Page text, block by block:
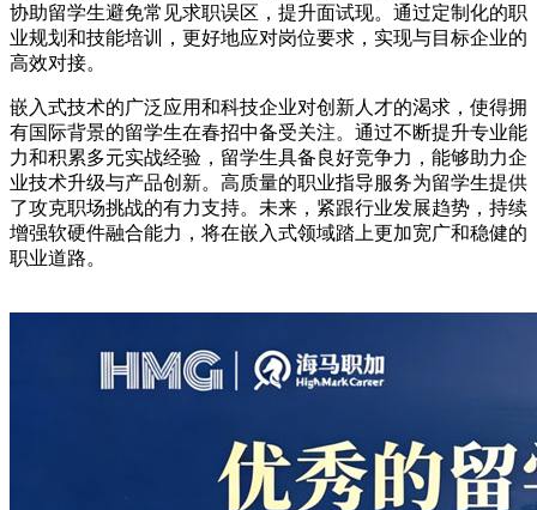
协助留学生避免常见求职误区，提升面试现。通过定制化的职
业规划和技能培训，更好地应对岗位要求，实现与目标企业的
高效对接。
嵌入式技术的广泛应用和科技企业对创新人才的渴求，使得拥
有国际背景的留学生在春招中备受关注。通过不断提升专业能
力和积累多元实战经验，留学生具备良好竞争力，能够助力企
业技术升级与产品创新。高质量的职业指导服务为留学生提供
了攻克职场挑战的有力支持。未来，紧跟行业发展趋势，持续
增强软硬件融合能力，将在嵌入式领域踏上更加宽广和稳健的
职业道路。